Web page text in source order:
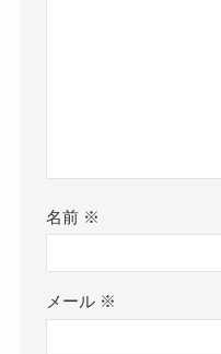
名前 ※
メール ※